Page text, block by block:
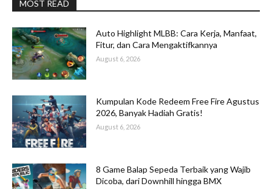
MOST READ
Auto Highlight MLBB: Cara Kerja, Manfaat,
Fitur, dan Cara Mengaktifkannya
August 6, 2026
Kumpulan Kode Redeem Free Fire Agustus
2026, Banyak Hadiah Gratis!
August 6, 2026
8 Game Balap Sepeda Terbaik yang Wajib
Dicoba, dari Downhill hingga BMX